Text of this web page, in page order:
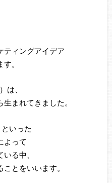
ティングアイデア
。
は、
まれてきました。
いった
よって
る中、
とをいいます。